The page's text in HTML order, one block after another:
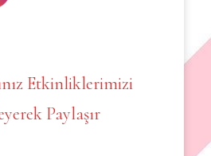
Etkinliklerimizi
Paylaşır